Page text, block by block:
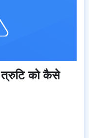
त्रुटि को कैसे